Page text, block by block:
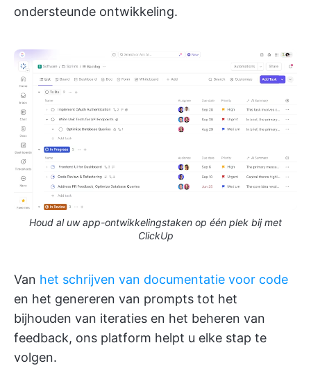
ondersteunde ontwikkeling.
Houd al uw app-ontwikkelingstaken op één plek bij met
ClickUp
Van het schrijven van documentatie voor code
en het genereren van prompts tot het
bijhouden van iteraties en het beheren van
feedback, ons platform helpt u elke stap te
volgen.